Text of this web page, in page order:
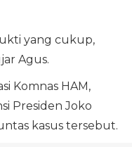
yang cukup,
Agus.
Komnas HAM,
Presiden Joko
kasus tersebut.